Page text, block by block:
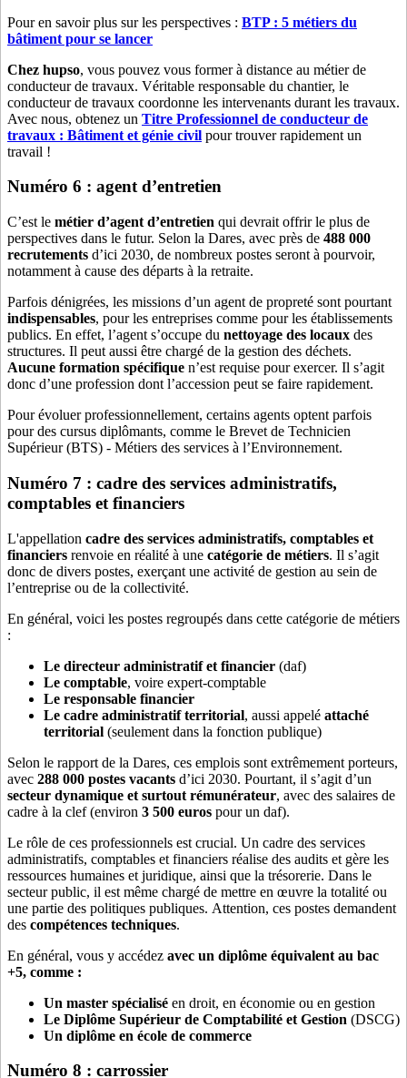
Pour en savoir plus sur les perspectives : BTP : 5 métiers du
bâtiment pour se lancer
Chez hupso, vous pouvez vous former à distance au métier de
conducteur de travaux. Véritable responsable du chantier, le
conducteur de travaux coordonne les intervenants durant les travaux.
Avec nous, obtenez un Titre Professionnel de conducteur de
travaux : Bâtiment et génie civil pour trouver rapidement un
travail !
Numéro 6 : agent d’entretien
C’est le métier d’agent d’entretien qui devrait offrir le plus de
perspectives dans le futur. Selon la Dares, avec près de 488 000
recrutements d’ici 2030, de nombreux postes seront à pourvoir,
notamment à cause des départs à la retraite.
Parfois dénigrées, les missions d’un agent de propreté sont pourtant
indispensables, pour les entreprises comme pour les établissements
publics. En effet, l’agent s’occupe du nettoyage des locaux des
structures. Il peut aussi être chargé de la gestion des déchets.
Aucune formation spécifique n’est requise pour exercer. Il s’agit
donc d’une profession dont l’accession peut se faire rapidement.
Pour évoluer professionnellement, certains agents optent parfois
pour des cursus diplômants, comme le Brevet de Technicien
Supérieur (BTS) - Métiers des services à l’Environnement.
Numéro 7 : cadre des services administratifs,
comptables et financiers
L'appellation cadre des services administratifs, comptables et
financiers renvoie en réalité à une catégorie de métiers. Il s’agit
donc de divers postes, exerçant une activité de gestion au sein de
l’entreprise ou de la collectivité.
En général, voici les postes regroupés dans cette catégorie de métiers
:
Le directeur administratif et financier (daf)
Le comptable, voire expert-comptable
Le responsable financier
Le cadre administratif territorial, aussi appelé attaché
territorial (seulement dans la fonction publique)
Selon le rapport de la Dares, ces emplois sont extrêmement porteurs,
avec 288 000 postes vacants d’ici 2030. Pourtant, il s’agit d’un
secteur dynamique et surtout rémunérateur, avec des salaires de
cadre à la clef (environ 3 500 euros pour un daf).
Le rôle de ces professionnels est crucial. Un cadre des services
administratifs, comptables et financiers réalise des audits et gère les
ressources humaines et juridique, ainsi que la trésorerie. Dans le
secteur public, il est même chargé de mettre en œuvre la totalité ou
une partie des politiques publiques. Attention, ces postes demandent
des compétences techniques.
En général, vous y accédez avec un diplôme équivalent au bac
+5, comme :
Un master spécialisé en droit, en économie ou en gestion
Le Diplôme Supérieur de Comptabilité et Gestion (DSCG)
Un diplôme en école de commerce
Numéro 8 : carrossier